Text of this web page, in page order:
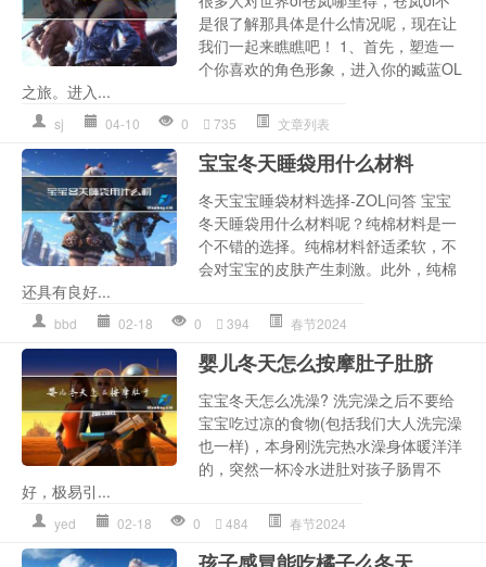
是很了解那具体是什么情况呢，现在让
我们一起来瞧瞧吧！ 1、首先，塑造一
个你喜欢的角色形象，进入你的臧蓝OL
之旅。进入...
sj 04-10 0 735 文章列表
宝宝冬天睡袋用什么材料
冬天宝宝睡袋材料选择-ZOL问答 宝宝
冬天睡袋用什么材料呢？纯棉材料是一
个不错的选择。纯棉材料舒适柔软，不
会对宝宝的皮肤产生刺激。此外，纯棉
还具有良好...
bbd 02-18 0 394 春节2024
婴儿冬天怎么按摩肚子肚脐
宝宝冬天怎么冼澡? 洗完澡之后不要给
宝宝吃过凉的食物(包括我们大人洗完澡
也一样)，本身刚洗完热水澡身体暖洋洋
的，突然一杯冷水进肚对孩子肠胃不
好，极易引...
yed 02-18 0 484 春节2024